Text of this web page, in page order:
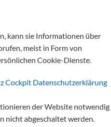
kann sie Informationen über
meist in Form von
Cookie-Dienste.
Cockpit Datenschutzerklärung
der Website notwendig
nicht abgeschaltet werden.